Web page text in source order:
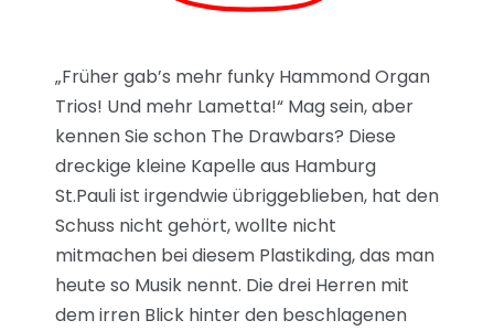
„Früher gab’s mehr funky Hammond Organ
Trios! Und mehr Lametta!“ Mag sein, aber
kennen Sie schon The Drawbars? Diese
dreckige kleine Kapelle aus Hamburg
St.Pauli ist irgendwie übriggeblieben, hat den
Schuss nicht gehört, wollte nicht
mitmachen bei diesem Plastikding, das man
heute so Musik nennt. Die drei Herren mit
dem irren Blick hinter den beschlagenen